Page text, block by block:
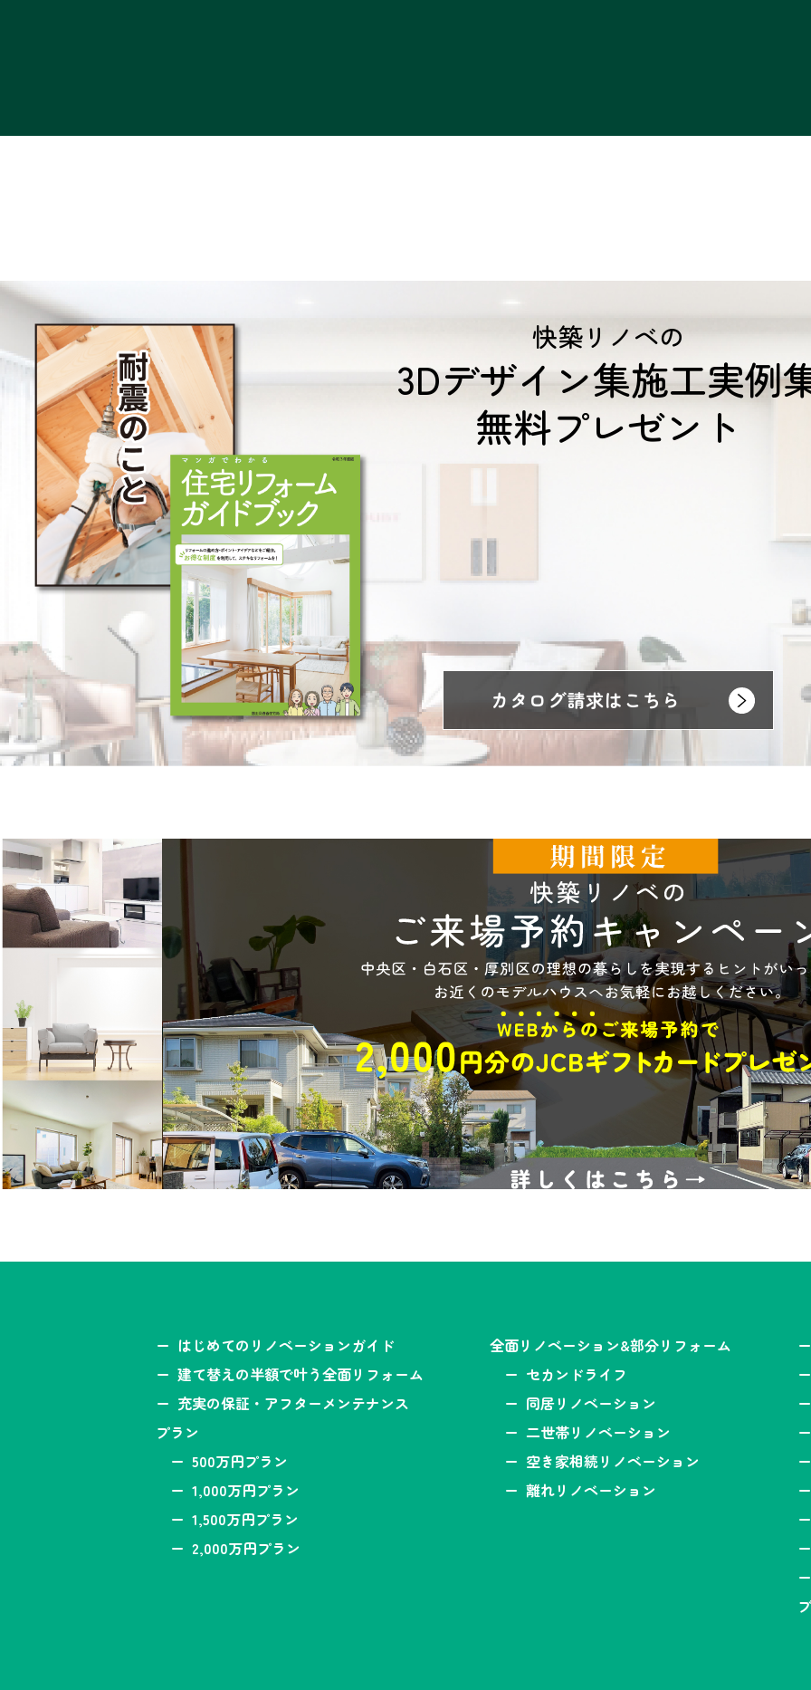
快築リノベの
3Dデザイン集施工実例
無料プレゼント
カタログ請求はこちら
はじめてのリノベーションガイド
建て替えの半額で叶う全面リフォーム
充実の保証・アフターメンテナンス
プラン
500万円プラン
1,000万円プラン
1,500万円プラン
2,000万円プラン
全面リノベーション&部分リフォーム
セカンドライフ
同居リノベーション
二世帯リノベーション
空き家相続リノベーション
離れリノベーション